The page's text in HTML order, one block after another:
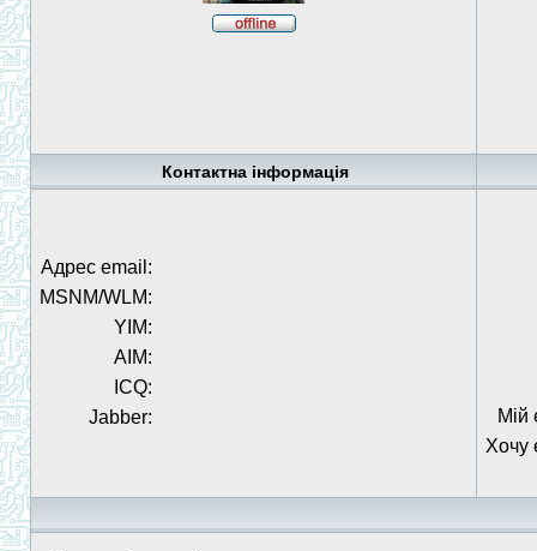
Контактна інформація
Адрес email:
MSNM/WLM:
YIM:
AIM:
ICQ:
Jabber:
Мій
Хочу